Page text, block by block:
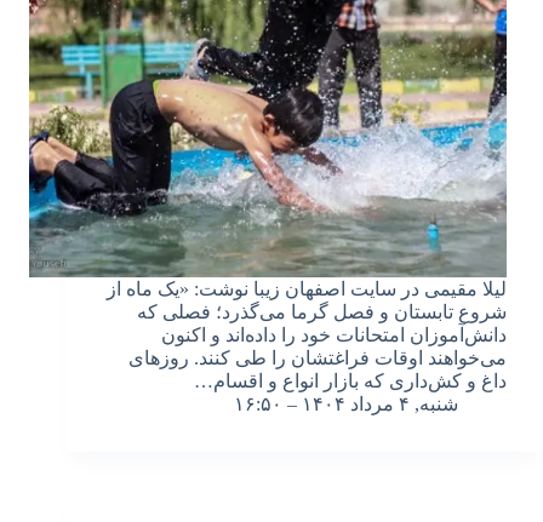
لیلا مقیمی در سایت اصفهان زیبا نوشت: «یک ماه از
شروع تابستان و فصل گرما می‌گذرد؛ فصلی که
دانش‌آموزان امتحانات خود را داده‌اند و اکنون
می‌خواهند اوقات فراغتشان را طی کنند. روزهای
داغ و کش‌داری که بازار انواع و اقسام…
شنبه, ۴ مرداد ۱۴۰۴ – ۱۶:۵۰